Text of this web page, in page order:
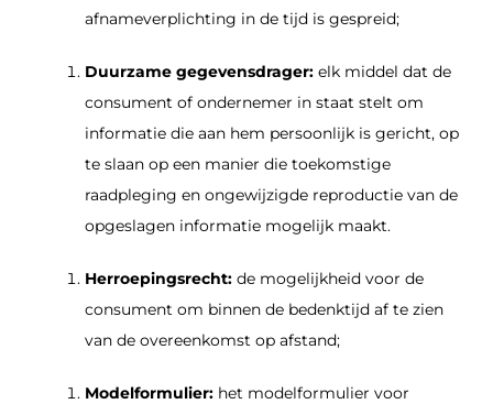
afnameverplichting in de tijd is gespreid;
Duurzame gegevensdrager: elk middel dat de
consument of ondernemer in staat stelt om
informatie die aan hem persoonlijk is gericht, op
te slaan op een manier die toekomstige
raadpleging en ongewijzigde reproductie van de
opgeslagen informatie mogelijk maakt.
Herroepingsrecht: de mogelijkheid voor de
consument om binnen de bedenktijd af te zien
van de overeenkomst op afstand;
Modelformulier: het modelformulier voor